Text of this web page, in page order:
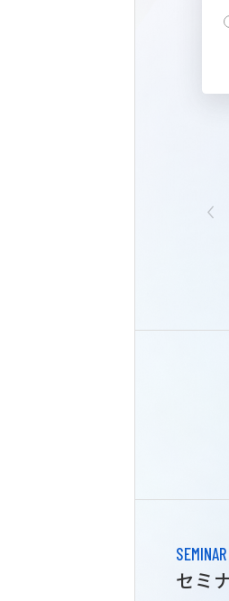
SEMINAR
セミ